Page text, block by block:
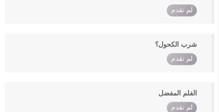
لم تقدم
شرب الكحول؟
لم تقدم
الفلم المفضل
لم تقدم